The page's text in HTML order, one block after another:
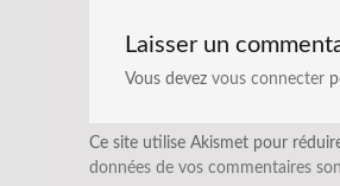
Laisser un
Vous devez vous connecter
Ce site utilise Akismet pour
données de vos commentaires